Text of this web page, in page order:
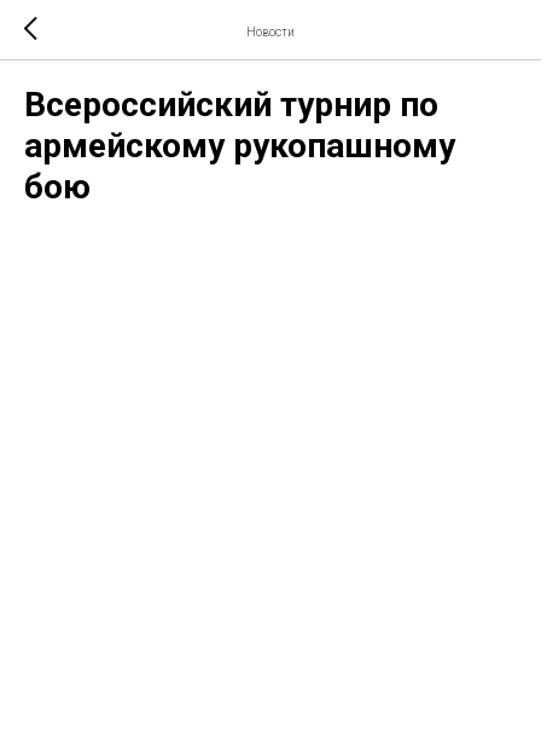
Новости
Всероссийский турнир по
армейскому рукопашному
бою